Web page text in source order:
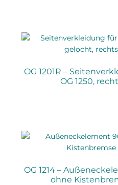
OG 1201R –
OG 1250,
OG 1214 –
ohne